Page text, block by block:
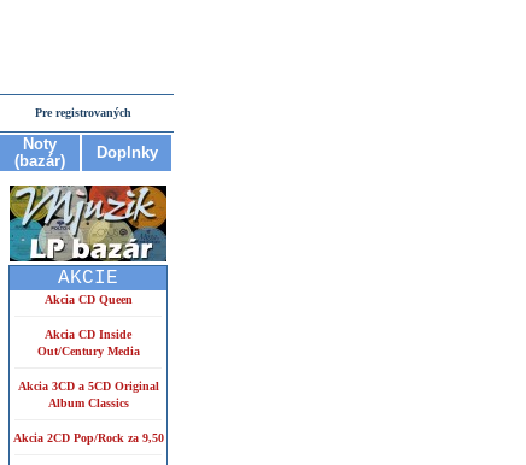
Pre registrovaných
Noty
(bazár)
Doplnky
AKCIE
Akcia CD Queen
Akcia CD Inside
Out/Century Media
Akcia 3CD a 5CD Original
Album Classics
Akcia 2CD Pop/Rock za 9,50